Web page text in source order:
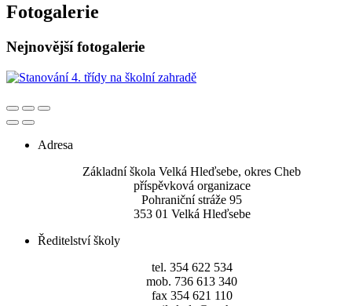
Fotogalerie
Nejnovější fotogalerie
Adresa
Základní škola Velká Hleďsebe, okres Cheb
příspěvková organizace
Pohraniční stráže 95
353 01 Velká Hleďsebe
Ředitelství školy
tel. 354 622 534
mob. 736 613 340
fax 354 621 110